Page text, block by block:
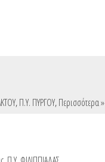
,Π.Υ. ΠΥΡΓΟΥ,Περισσότερα »